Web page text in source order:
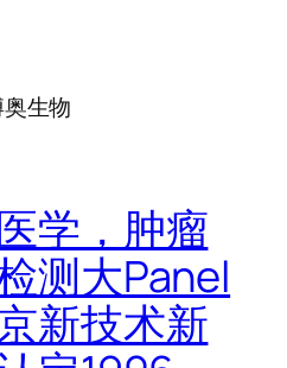
生物
学，肿瘤
测大Panel
新技术新